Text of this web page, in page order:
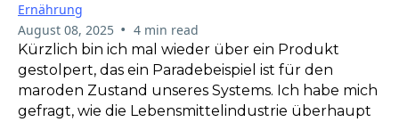
Ernährung
August 08, 2025 • 4 min read
Kürzlich bin ich mal wieder über ein Produkt
gestolpert, das ein Paradebeispiel ist für den
maroden Zustand unseres Systems. Ich habe mich
gefragt, wie die Lebensmittelindustrie überhaupt